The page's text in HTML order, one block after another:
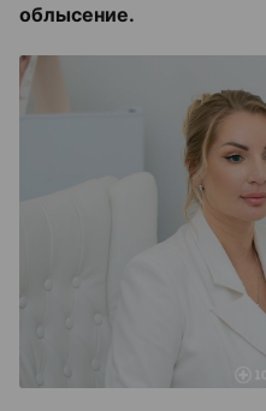
облысение.